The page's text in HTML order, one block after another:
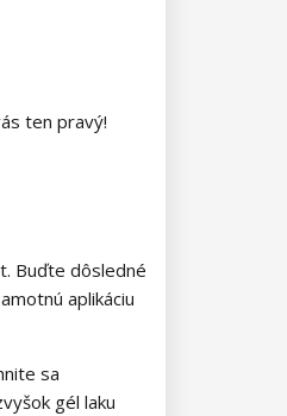
ten pravý!
Buďte dôsledné
aplikáciu
sa
gél laku